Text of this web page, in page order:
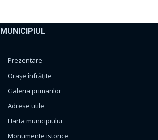
MUNICIPIUL
Prezentare
Orașe înfrățite
Galeria primarilor
Adrese utile
Harta municipiului
Monumente istorice